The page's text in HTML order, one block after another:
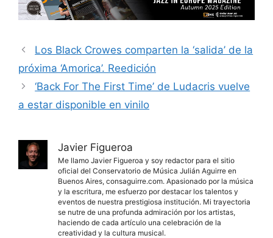
Los Black Crowes comparten la ‘salida’ de la
próxima ‘Amorica’. Reedición
‘Back For The First Time’ de Ludacris vuelve
a estar disponible en vinilo
Javier Figueroa
Me llamo Javier Figueroa y soy redactor para el sitio
oficial del Conservatorio de Música Julián Aguirre en
Buenos Aires, consaguirre.com. Apasionado por la música
y la escritura, me esfuerzo por destacar los talentos y
eventos de nuestra prestigiosa institución. Mi trayectoria
se nutre de una profunda admiración por los artistas,
haciendo de cada artículo una celebración de la
creatividad y la cultura musical.